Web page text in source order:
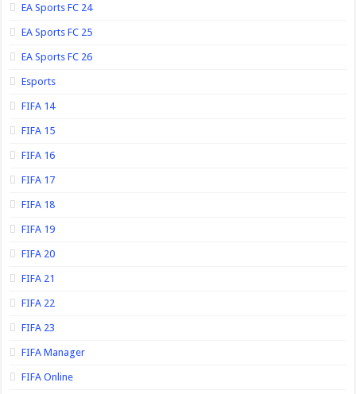
EA Sports FC 24
EA Sports FC 25
EA Sports FC 26
Esports
FIFA 14
FIFA 15
FIFA 16
FIFA 17
FIFA 18
FIFA 19
FIFA 20
FIFA 21
FIFA 22
FIFA 23
FIFA Manager
FIFA Online